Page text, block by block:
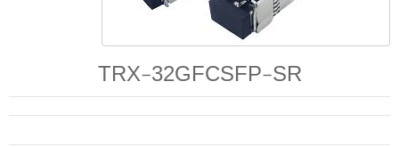
TRX-32GFCSFP-SR